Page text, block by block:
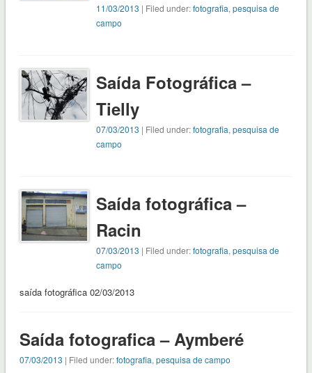
11/03/2013 | Filed under:fotografia,pesquisa de
campo
Saída Fotográfica –
Tielly
07/03/2013 | Filed under:fotografia,pesquisa de
campo
Saída fotográfica –
Racin
07/03/2013 | Filed under:fotografia,pesquisa de
campo
saída fotográfica 02/03/2013
Saída fotografica – Aymberé
07/03/2013 | Filed under:fotografia, pesquisa de campo